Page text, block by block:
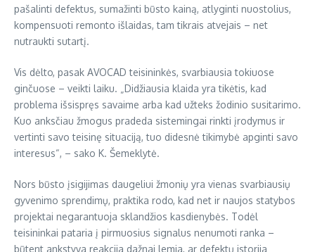
pašalinti defektus, sumažinti būsto kainą, atlyginti nuostolius,
kompensuoti remonto išlaidas, tam tikrais atvejais – net
nutraukti sutartį.
Vis dėlto, pasak AVOCAD teisininkės, svarbiausia tokiuose
ginčuose – veikti laiku. „Didžiausia klaida yra tikėtis, kad
problema išsispręs savaime arba kad užteks žodinio susitarimo.
Kuo anksčiau žmogus pradeda sistemingai rinkti įrodymus ir
vertinti savo teisinę situaciją, tuo didesnė tikimybė apginti savo
interesus“, – sako K. Šemeklytė.
Nors būsto įsigijimas daugeliui žmonių yra vienas svarbiausių
gyvenimo sprendimų, praktika rodo, kad net ir naujos statybos
projektai negarantuoja sklandžios kasdienybės. Todėl
teisininkai pataria į pirmuosius signalus nenumoti ranka –
būtent ankstyva reakcija dažnai lemia, ar defektų istorija